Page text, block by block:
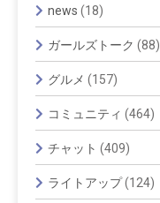
news (18)
ガールズトーク (88)
グルメ (157)
コミュニティ (464)
チャット (409)
ライトアップ(124)